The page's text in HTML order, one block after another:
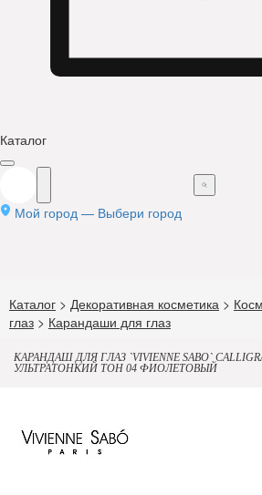
Каталог
Мой город — Выбери город
Каталог > Декоративная косметика >
глаз > Карандаши для глаз
КАРАНДАШ ДЛЯ ГЛАЗ `VIVIENNE SABO`
УЛЬТРАТОНКИЙ ТОН 04 ФИОЛЕТОВЫЙ